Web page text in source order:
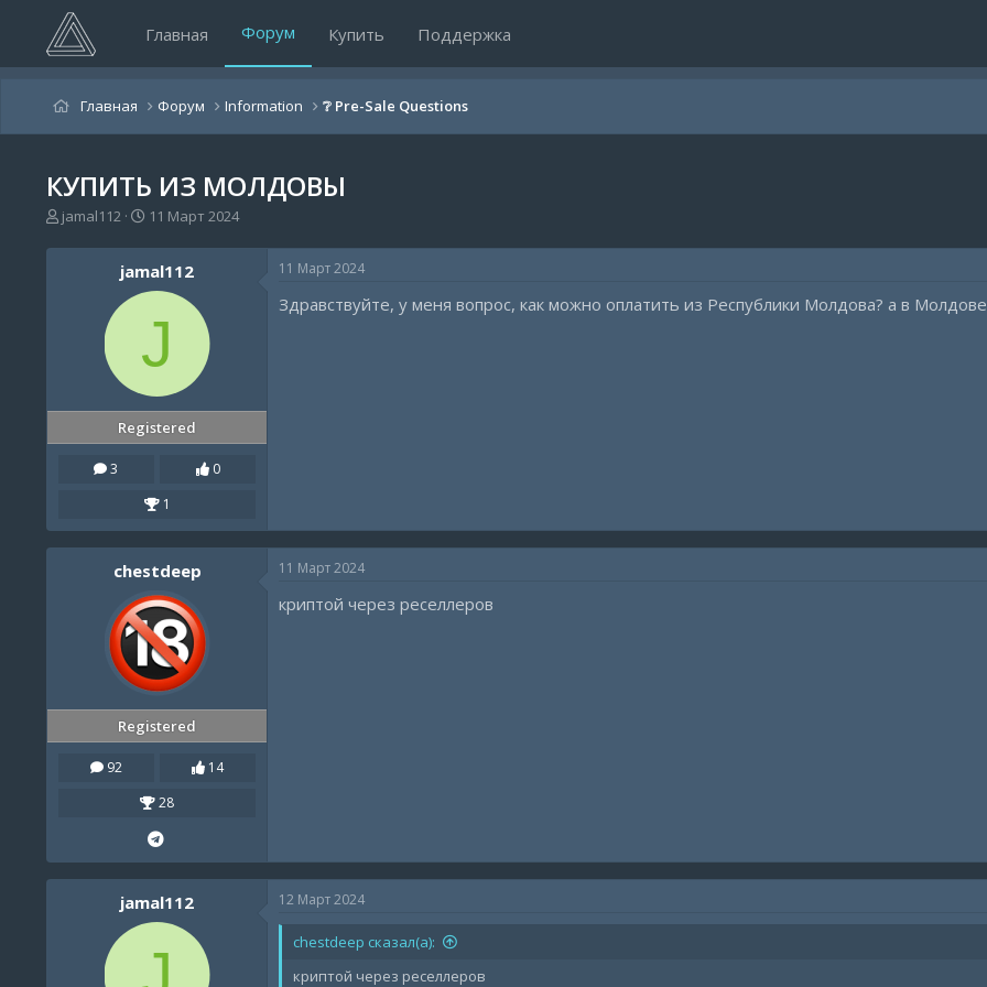
Главная Форум Купить Поддержка
Главная Форум Information ❔ Pre-Sale Questions
КУПИТЬ ИЗ МОЛДОВЫ
А
т
jamal112
Д
т
а
н
ч
а
л
а
11 Март 2024
jamal112
J
Registered
3
0
1
11 Март 2024
Здравствуйте, у меня вопрос, как можно оплатить из Республики Молдова? а в
chestdeep
Registered
92
14
28
11 Март 2024
криптой через реселлеров
jamal112 12 Март 2024
chestdeep сказал(а):
криптой через реселлеров